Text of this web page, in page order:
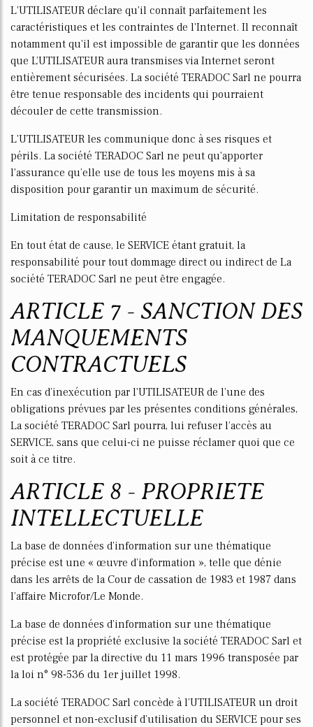
L'UTILISATEUR déclare qu'il connaît parfaitement les
caractéristiques et les contraintes de l'Internet. Il reconnaît
notamment qu'il est impossible de garantir que les données
que L’UTILISATEUR aura transmises via Internet seront
entièrement sécurisées. La société TERADOC Sarl ne pourra
être tenue responsable des incidents qui pourraient
découler de cette transmission.
L'UTILISATEUR les communique donc à ses risques et
périls. La société TERADOC Sarl ne peut qu'apporter
l'assurance qu’elle use de tous les moyens mis à sa
disposition pour garantir un maximum de sécurité.
Limitation de responsabilité
En tout état de cause, le SERVICE étant gratuit, la
responsabilité pour tout dommage direct ou indirect de La
société TERADOC Sarl ne peut être engagée.
ARTICLE 7 - SANCTION DES
MANQUEMENTS
CONTRACTUELS
En cas d’inexécution par l'UTILISATEUR de l’une des
obligations prévues par les présentes conditions générales,
La société TERADOC Sarl pourra, lui refuser l’accès au
SERVICE, sans que celui-ci ne puisse réclamer quoi que ce
soit à ce titre.
ARTICLE 8 - PROPRIETE
INTELLECTUELLE
La base de données d’information sur une thématique
précise est une « œuvre d’information », telle que définie
dans les arrêts de la Cour de cassation de 1983 et 1987 dans
l’affaire Microfor/Le Monde.
La base de données d’information sur une thématique
précise est la propriété exclusive la société TERADOC Sarl et
est protégée par la directive du 11 mars 1996 transposée par
la loi n° 98-536 du 1er juillet 1998.
La société TERADOC Sarl concède à l’UTILISATEUR un droit
personnel et non-exclusif d’utilisation du SERVICE pour ses